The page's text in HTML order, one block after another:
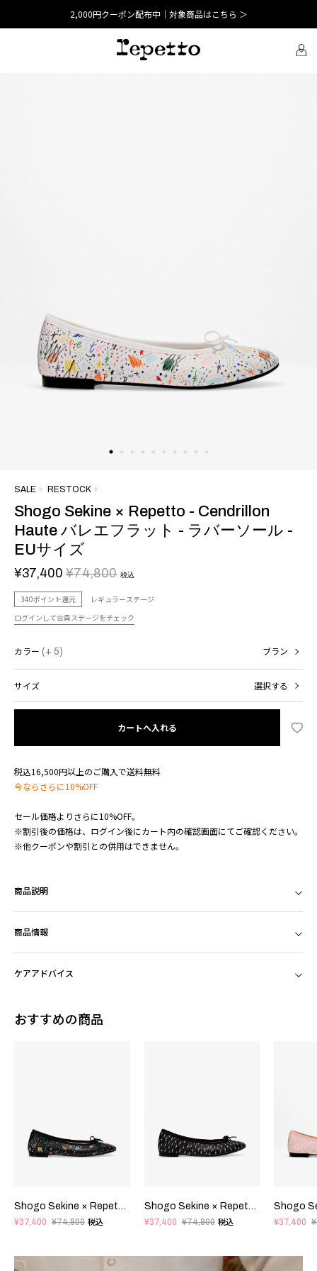
2,000円クーポン配布中｜対象商品はこちら ＞
SALE RESTOCK
Shogo Sekine × Repetto - Cendrillon
Haute バレエフラット - ラバーソール -
EUサイズ
¥37,400 ¥74,800 税込
340ポイント還元
レギュラーステージ
ログインして会員ステージをチェック
カラー (+ 5) ブラン
サイズ 選択する
カートへ入れる
税込16,500円以上のご購入で送料無料
今ならさらに10%OFF
セール価格よりさらに10%OFF。
※割引後の価格は、ログイン後にカート内の確認画面にてご確認ください。
※他クーポンや割引との併用はできません。
商品説明
商品情報
ケアアドバイス
おすすめの商品
Shogo Sekine × Repetto - Cendrillon Haute バレエフラット - ラバーソール - EUサイズ
¥37,400 ¥74,800 税込
Shogo Sekine × Repetto - Cendrillon Haute バレエフラット - ラバーソール - EUサイズ
¥37,400 ¥74,800 税込 ¥37,400